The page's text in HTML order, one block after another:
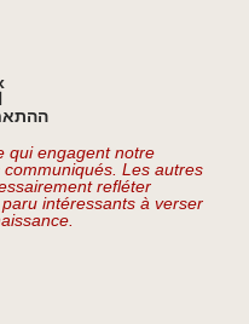
qui engagent notre
Les autres
refléter
intéressants à verser